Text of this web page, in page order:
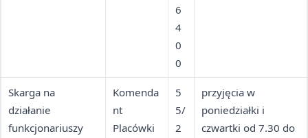
6
4
0
0
Skarga na
działanie
funkcjonariuszy
Komenda
nt
Placówki
5
5/
2
przyjęcia w
poniedziałki i
czwartki od 7.30 do